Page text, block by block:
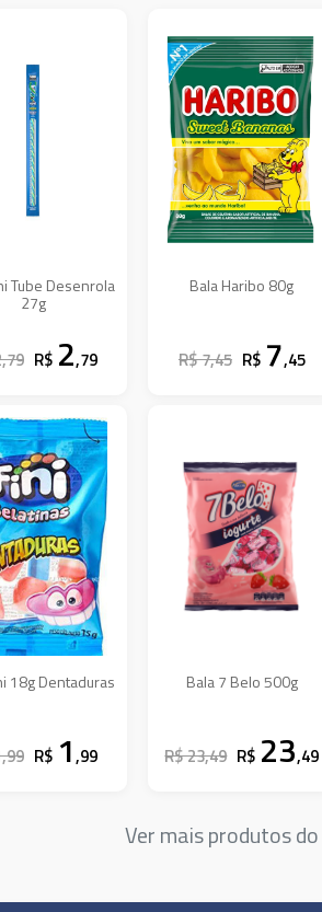
Tube Desenrola
27g
R$ 2,79
Bala Haribo 80g
R$ 7,45 R$ 7,45
18g Dentaduras
R$ 1,99
Bala 7 Belo 500g
R$ 23,49 R$ 23,49
Ver mais produtos